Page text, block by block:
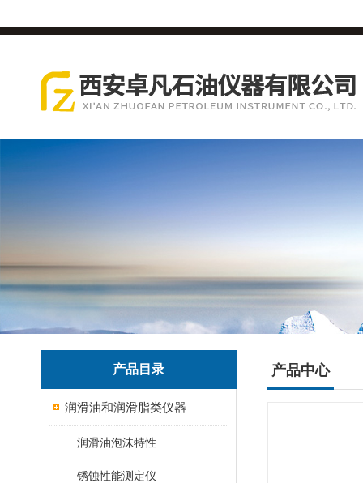
产品目录
润滑油和润滑脂类仪器
润滑油泡沫特性
锈蚀性能测定仪
产品中心